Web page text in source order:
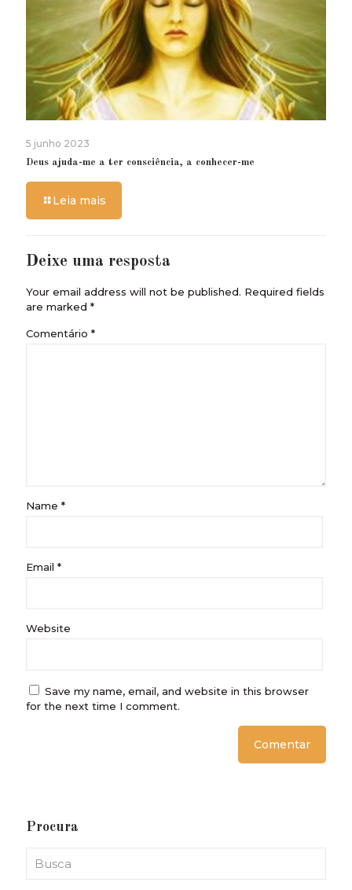
5 junho 2023
Deus ajuda-me a ter consciência, a conhecer-me
Leia mais
Deixe uma resposta
Your email address will not be published. Required fields
are marked *
Comentário *
Name *
Email *
Website
Save my name, email, and website in this browser
for the next time I comment.
Procura